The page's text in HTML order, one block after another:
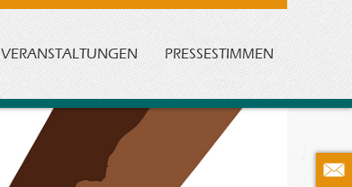
VERANSTALTUNGEN PRESSESTIMMEN